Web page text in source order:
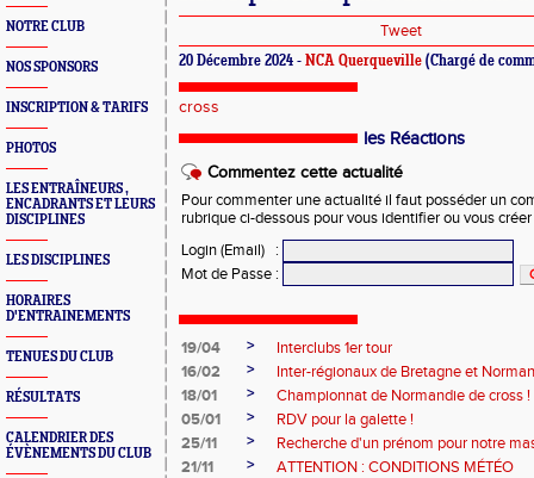
NOTRE CLUB
NOS SPONSORS
INSCRIPTION & TARIFS
PHOTOS
LES ENTRAÎNEURS ,
ENCADRANTS ET LEURS
DISCIPLINES
LES DISCIPLINES
HORAIRES
D'ENTRAINEMENTS
TENUES DU CLUB
RÉSULTATS
CALENDRIER DES
ÉVÈNEMENTS DU CLUB
Tweet
20 Décembre 2024 - NCA Querqueville (Chargé de
cross
les Réactions
Commentez cette actualité
Pour commenter une actualité il faut posséder un
rubrique ci-dessous pour vous identifier ou vous
Login (Email)
:
Mot de Passe :
19/04 >
Interclubs 1er tour
16/02
>
Inter-régionaux de Bretagne et
18/01
>
Championnat de Normandie de cross !
05/01
>
RDV pour la galette !
25/11
>
Recherche d'un prénom pour notre
21/11
>
ATTENTION : CONDITIONS MÉTÉO